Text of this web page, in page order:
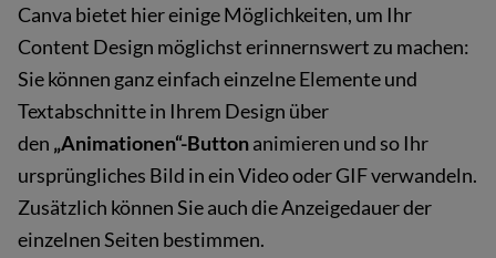
Canva bietet hier einige Möglichkeiten, um Ihr
Content Design möglichst erinnernswert zu machen:
Sie können ganz einfach einzelne Elemente und
Textabschnitte in Ihrem Design über
den „Animationen“-Buttonanimieren und so Ihr
ursprüngliches Bild in ein Video oder GIF verwandeln.
Zusätzlich können Sie auch die Anzeigedauer der
einzelnen Seiten bestimmen.